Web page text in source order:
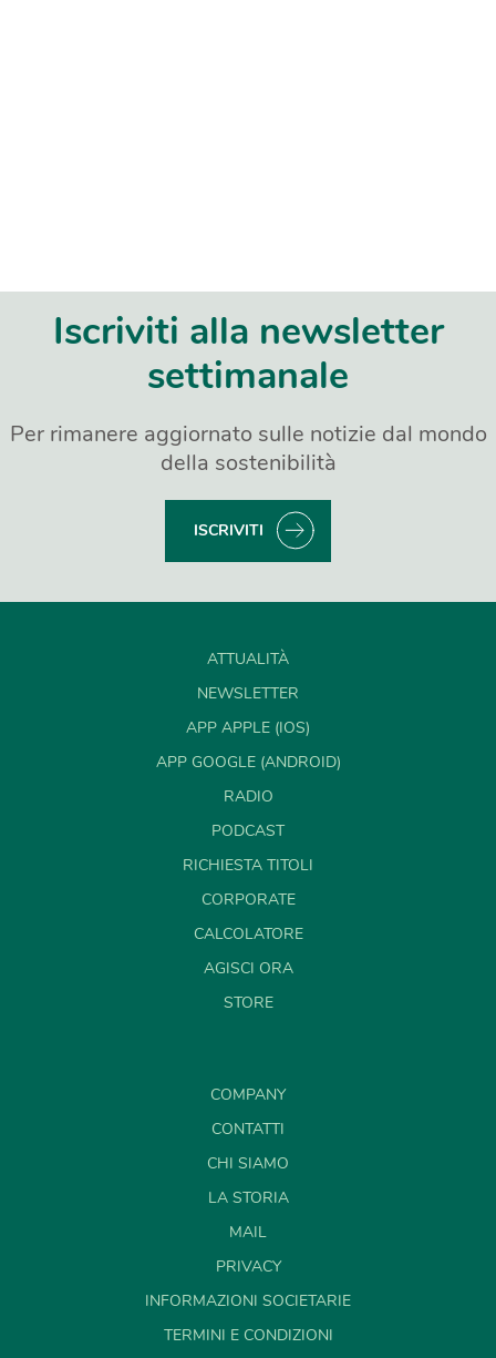
Iscriviti alla newsletter
settimanale
Per rimanere aggiornato sulle notizie dal mondo
della sostenibilità
ISCRIVITI
ATTUALITÀ
NEWSLETTER
APP APPLE (IOS)
APP GOOGLE (ANDROID)
RADIO
PODCAST
RICHIESTA TITOLI
CORPORATE
CALCOLATORE
AGISCI ORA
STORE
COMPANY
CONTATTI
CHI SIAMO
LA STORIA
MAIL
PRIVACY
INFORMAZIONI SOCIETARIE
TERMINI E CONDIZIONI